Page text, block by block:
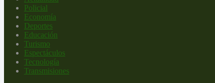
Policial
Economía
Deportes
Educación
Turismo
Espectáculos
Tecnología
Transmisiones